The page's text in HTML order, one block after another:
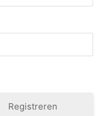
Registreren